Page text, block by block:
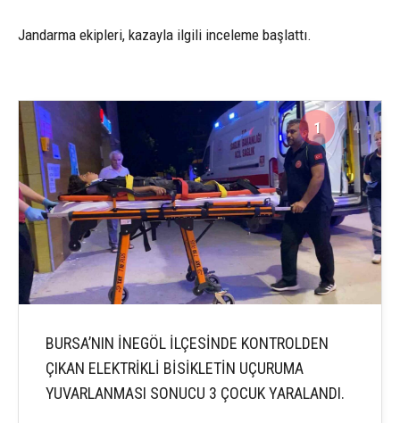
Jandarma ekipleri, kazayla ilgili inceleme başlattı.
1 4
BURSA’NIN İNEGÖL İLÇESİNDE KONTROLDEN
ÇIKAN ELEKTRİKLİ BİSİKLETİN UÇURUMA
YUVARLANMASI SONUCU 3 ÇOCUK YARALANDI.